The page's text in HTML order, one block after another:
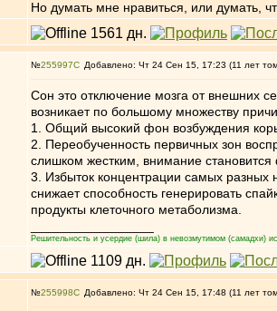
Но думать мне нравиться, или думать,
№255997 Добавлено: Чт 24 Сен 15, 17:23 (11 лет
Сон это отключение мозга от внешних
возникает по большому множеству
1. Общий высокий фон возбуждения
2. Переобученность первичных зон
слишком жестким, внимание
3. Избыток концентрации самых разных
снижает способность генерировать
продукты клеточного метаболизма.
Решительность и усердие (шила) в невозмутимом (самадхи)
№255998 Добавлено: Чт 24 Сен 15, 17:48 (11 лет